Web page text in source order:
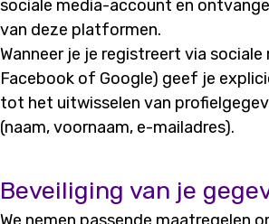
sociale media-account en
van deze platformen.
Wanneer je je registreert via sociale
Facebook of Google) geef je
tot het uitwisselen van
(naam, voornaam, e-mailadres).
Beveiliging van je